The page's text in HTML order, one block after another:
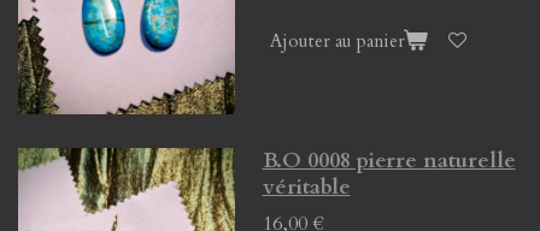
Ajouter au panier
B.O 0008 pierre naturelle
véritable
16,00 €